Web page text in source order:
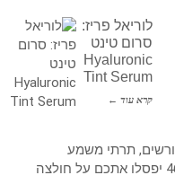
לוריאל פריז:
סרום טינט
Hyaluronic
Tint Serum
קרא עוד ←
תרתי משמע
מריחים את הסוף: 46% יפסלו אתכם על חולצה